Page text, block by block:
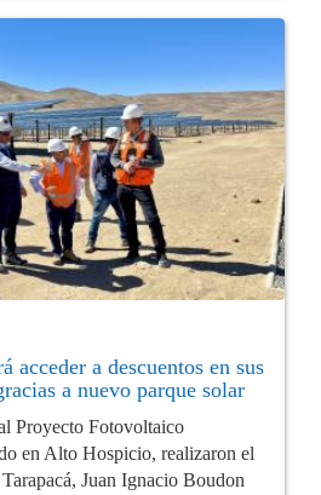
acceder a descuentos en sus
a nuevo parque solar
Proyecto Fotovoltaico
en Alto Hospicio, realizaron el
Juan Ignacio Boudon